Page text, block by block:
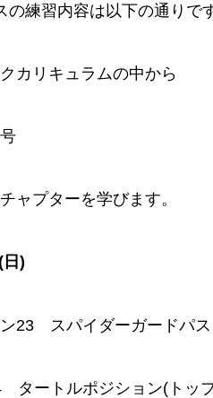
練習内容は以下の通りで
カリキュラムの中から
ャプターを学びます。
)
23 スパイダーガードパス
タートルポジション(トッ